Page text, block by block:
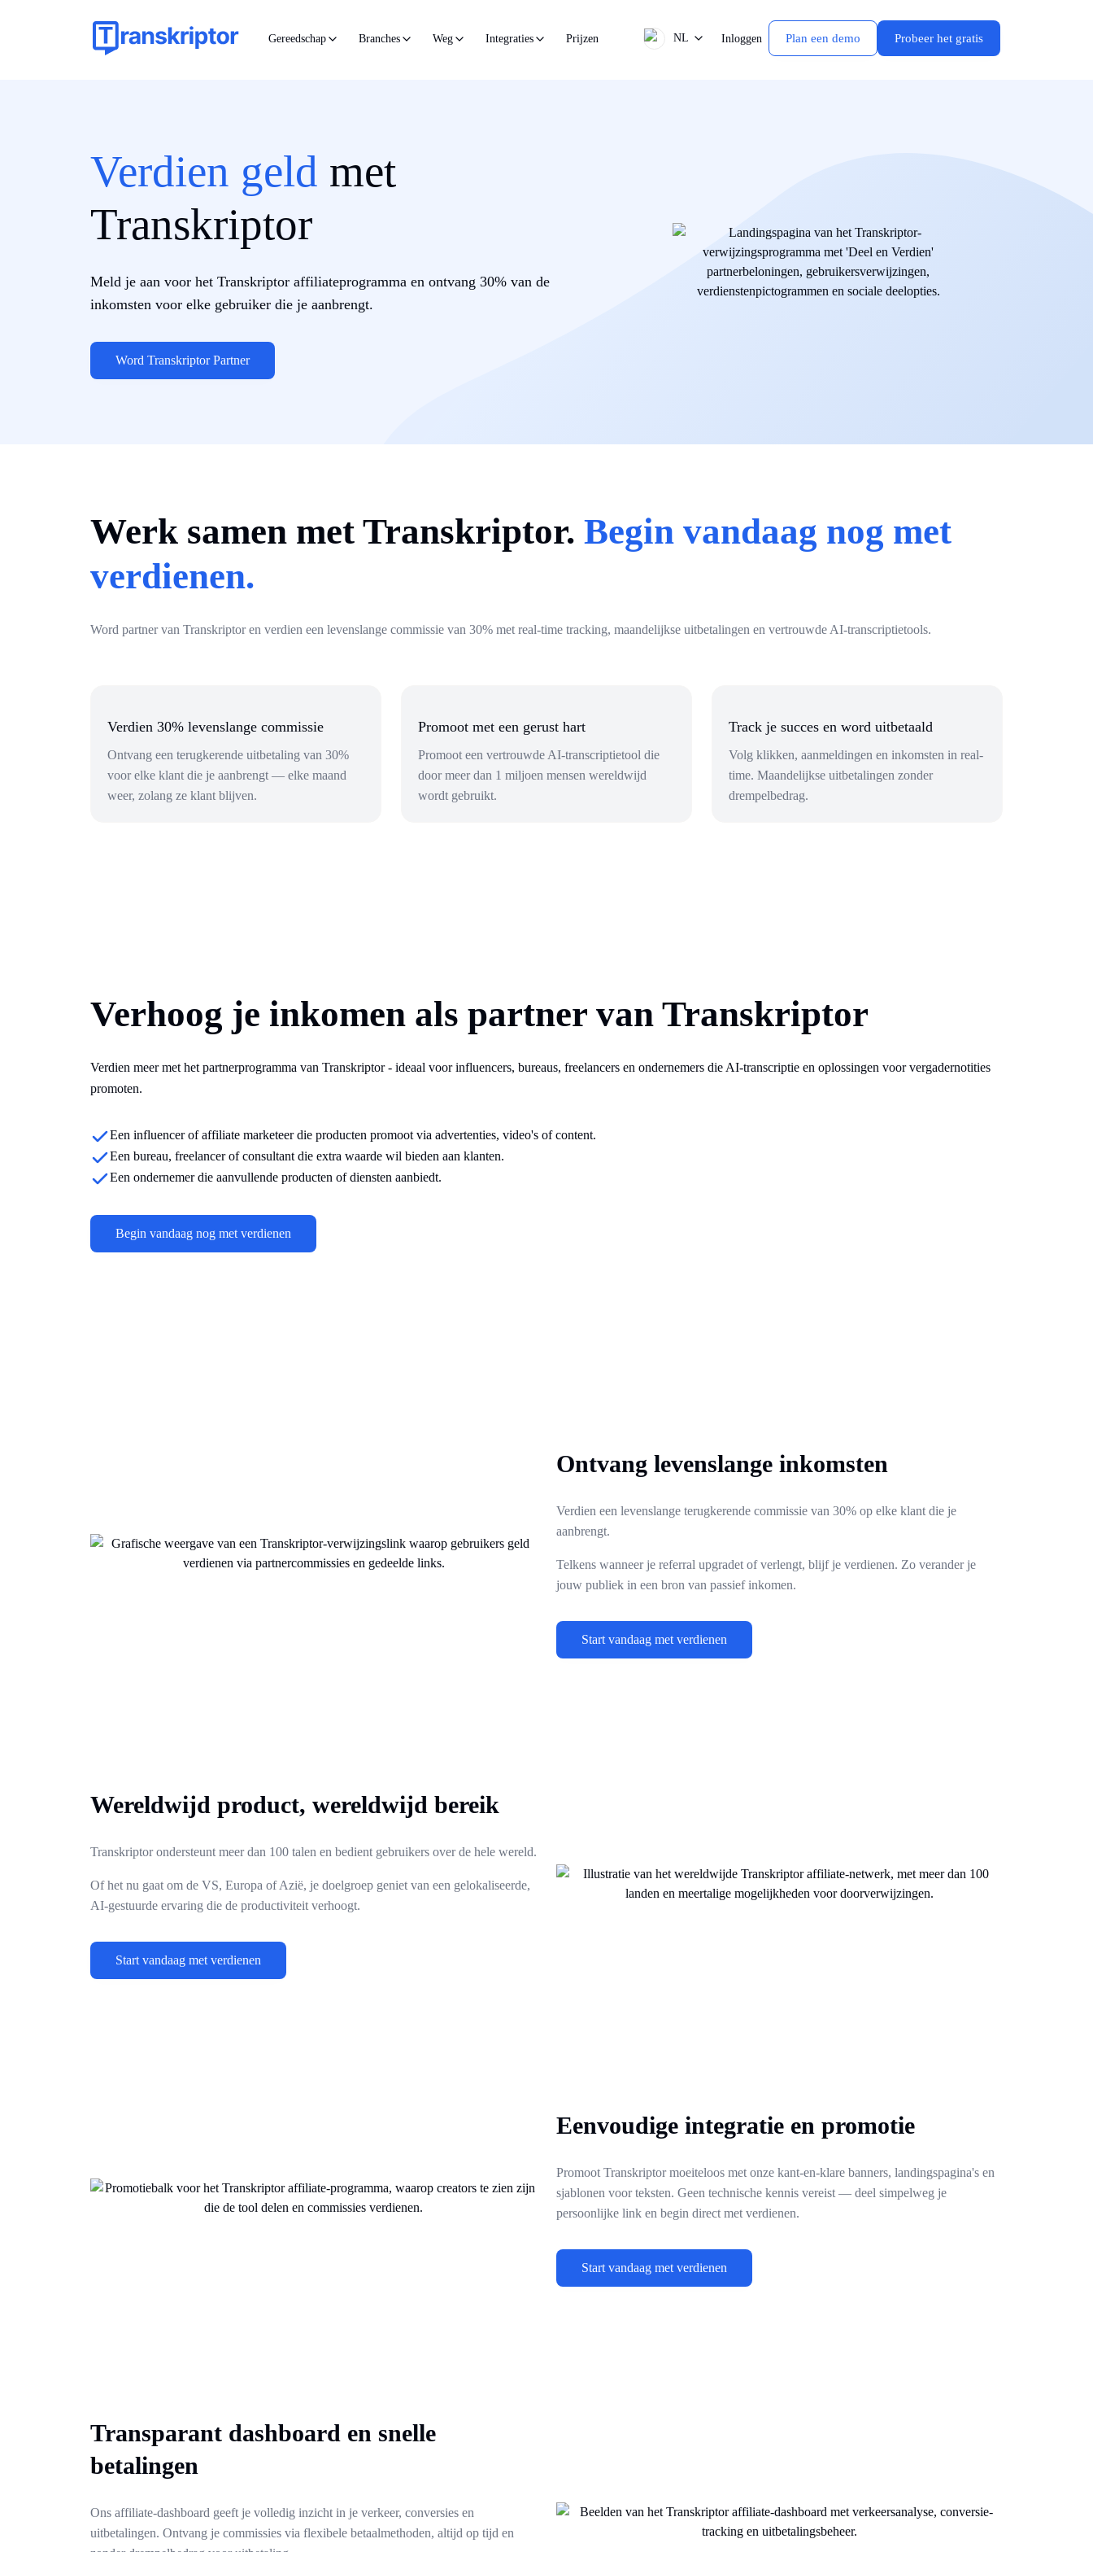
Gereedschap Branches Weg Integraties Prijzen NL Inloggen Plan een demo Probeer het gratis
Verdien geld met
Transkriptor
Meld je aan voor het Transkriptor affiliateprogramma en ontvang 30% van de
inkomsten voor elke gebruiker die je aanbrengt.
Word Transkriptor Partner
Werk samen met Transkriptor. Begin vandaag nog met
verdienen.
Word partner van Transkriptor en verdien een levenslange commissie van 30% met real-time tracking, maandelijkse uitbetalingen en vertrouwde AI-transcriptietools.
Verdien 30% levenslange commissie
Ontvang een terugkerende uitbetaling van 30%
voor elke klant die je aanbrengt — elke maand
weer, zolang ze klant blijven.
Promoot met een gerust hart
Promoot een vertrouwde AI-transcriptietool die
door meer dan 1 miljoen mensen wereldwijd
wordt gebruikt.
Track je succes en word uitbetaald
Volg klikken, aanmeldingen en inkomsten in real-
time. Maandelijkse uitbetalingen zonder
drempelbedrag.
Verhoog je inkomen als partner van Transkriptor
Verdien meer met het partnerprogramma van Transkriptor - ideaal voor influencers, bureaus, freelancers en ondernemers die AI-transcriptie en oplossingen voor vergadernotities
promoten.
Een influencer of affiliate marketeer die producten promoot via advertenties, video's of content.
Een bureau, freelancer of consultant die extra waarde wil bieden aan klanten.
Een ondernemer die aanvullende producten of diensten aanbiedt.
Begin vandaag nog met verdienen
Ontvang levenslange inkomsten
Verdien een levenslange terugkerende commissie van 30% op elke klant die je
aanbrengt.
Telkens wanneer je referral upgradet of verlengt, blijf je verdienen. Zo verander je
jouw publiek in een bron van passief inkomen.
Start vandaag met verdienen
Wereldwijd product, wereldwijd bereik
Transkriptor ondersteunt meer dan 100 talen en bedient gebruikers over de hele wereld.
Of het nu gaat om de VS, Europa of Azië, je doelgroep geniet van een gelokaliseerde,
AI-gestuurde ervaring die de productiviteit verhoogt.
Start vandaag met verdienen
Eenvoudige integratie en promotie
Promoot Transkriptor moeiteloos met onze kant-en-klare banners, landingspagina's en
sjablonen voor teksten. Geen technische kennis vereist — deel simpelweg je
persoonlijke link en begin direct met verdienen.
Start vandaag met verdienen
Transparant dashboard en snelle
betalingen
Ons affiliate-dashboard geeft je volledig inzicht in je verkeer, conversies en
uitbetalingen. Ontvang je commissies via flexibele betaalmethoden, altijd op tijd en